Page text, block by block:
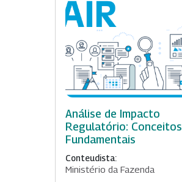
Análise de Impacto
Regulatório: Conceitos
Fundamentais
Conteudista:
Ministério da Fazenda